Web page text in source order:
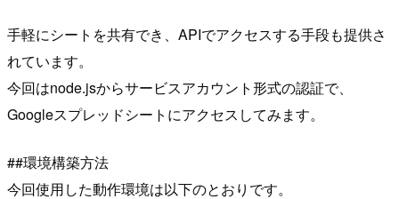
手軽にシートを共有でき、APIでアクセスする手段も提供さ
れています。
今回はnode.jsからサービスアカウント形式の認証で、
Googleスプレッドシートにアクセスしてみます。
##環境構築方法
今回使用した動作環境は以下のとおりです。